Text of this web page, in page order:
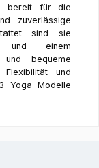
bereit für die
zuverlässige
sind sie
und einem
bequeme
und
Yoga Modelle